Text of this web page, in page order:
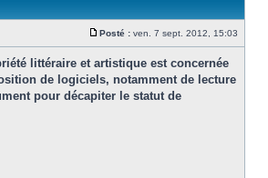
Posté : ven. 7 sept. 2012, 15:03
littéraire et artistique est concernée
de logiciels, notamment de lecture
pour décapiter le statut de